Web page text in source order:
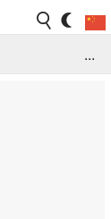
...